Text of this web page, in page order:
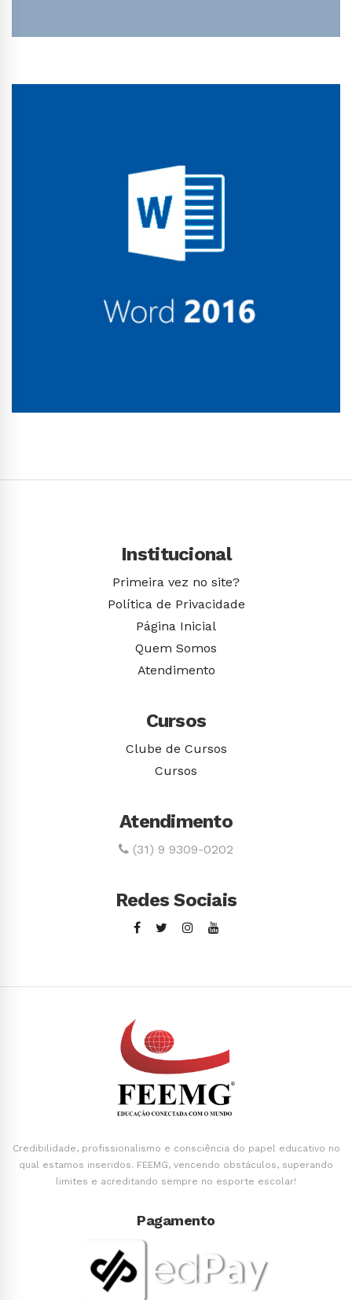
Institucional
Primeira vez no site?
Política de Privacidade
Página Inicial
Quem Somos
Atendimento
Cursos
Clube de Cursos
Cursos
Atendimento
(31) 9 9309-0202
Redes Sociais
Credibilidade, profissionalismo e consciência do papel educativo no
qual estamos inseridos. FEEMG, vencendo obstáculos, superando
limites e acreditando sempre no esporte escolar!
Pagamento